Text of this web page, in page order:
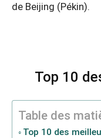
de Beijing (Pékin).
Top 10
Table des
Top 10 des